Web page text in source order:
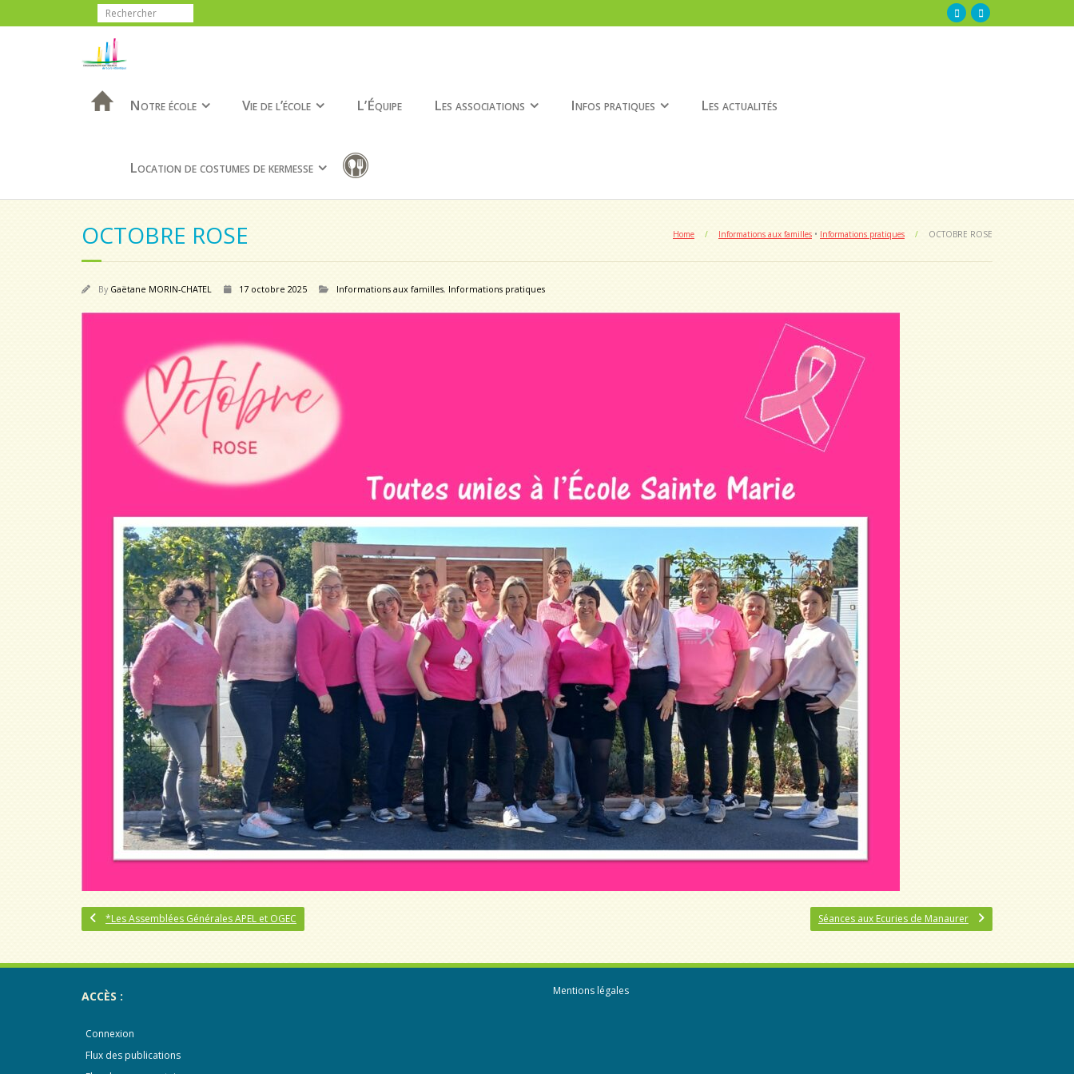
Notre école Vie de l’école L’Équipe Les associations Infos pratiques Les actualités
Location de costumes de kermesse
OCTOBRE ROSE Home / Informations aux familles • Informations pratiques / OCTOBRE ROSE
By Gaëtane MORIN-CHATEL 17 octobre 2025 Informations aux familles, Informations pratiques
*Les Assemblées Générales APEL et OGEC Séances aux Ecuries de Manaurer
ACCÈS :
Connexion
Flux des publications
Mentions légales